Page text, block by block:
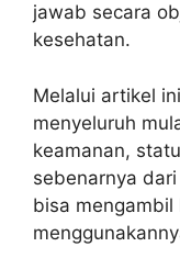
jawab secara
kesehatan.
Melalui artikel
menyeluruh
keamanan,
sebenarnya
bisa